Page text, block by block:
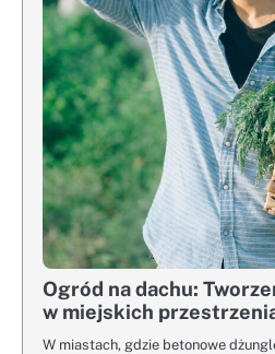
Ogród na dachu:
w miejskich
W miastach, gdzie betonowe